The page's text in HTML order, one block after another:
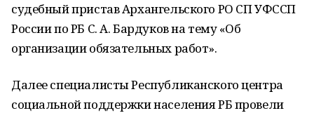
судебный пристав Архангельского РО СП УФССП
России по РБ С. А. Бардуков на тему «Об
организации обязательных работ».
Далее специалисты Республиканского центра
социальной поддержки населения РБ провели